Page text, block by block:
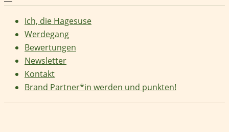
Ich, die Hagesuse
Werdegang
Bewertungen
Newsletter
Kontakt
Brand Partner*in werden und punkten!